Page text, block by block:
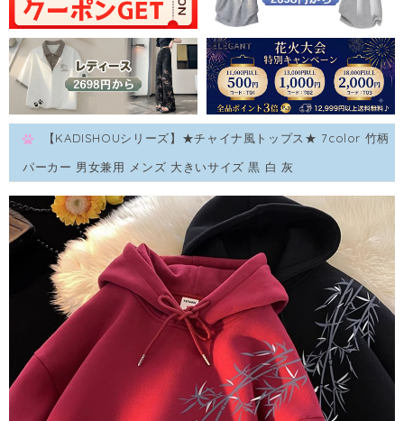
【KADISHOUシリーズ】★チャイナ風トップス★ 7color 竹柄
パーカー 男女兼用 メンズ 大きいサイズ 黒 白 灰